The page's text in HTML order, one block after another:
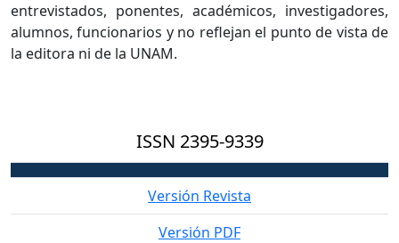
entrevistados, ponentes, académicos, investigadores,
alumnos, funcionarios y no reflejan el punto de vista de
la editora ni de la UNAM.
ISSN 2395-9339
Versión Revista
Versión PDF